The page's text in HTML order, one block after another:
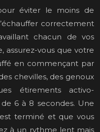
éviter le moins de
correctement
chacun de vos
assurez-vous que votre
en commençant par
chevilles, des genoux
étirements activo-
6 à 8 secondes. Une
terminé et que vous
à un rythme lent mais